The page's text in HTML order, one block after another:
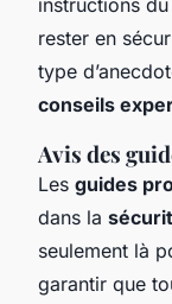
instructions
rester en
type
conseils
Avis des
Les guides
dans la
seulement là
garantir que